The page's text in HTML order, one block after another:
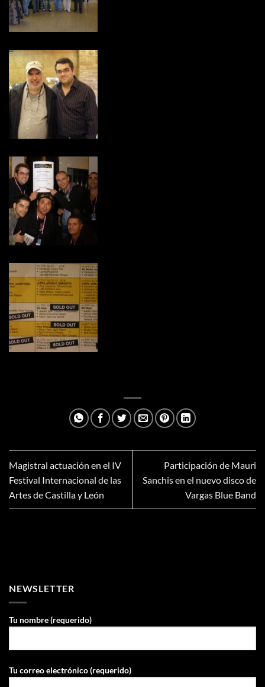
Magistral actuación en el IV
Festival Internacional de las
Artes de Castilla y León
Participación de Mauri
Sanchis en el nuevo disco de
Vargas Blue Band
NEWSLETTER
Tu nombre (requerido)
Tu correo electrónico (requerido)